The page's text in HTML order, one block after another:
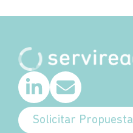
Solicitar Propuesta